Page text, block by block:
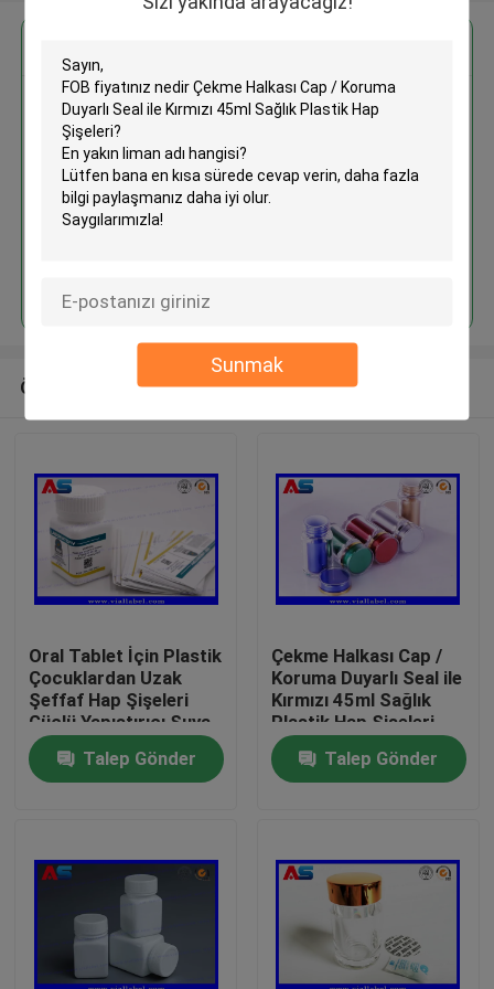
Sunmak
Ürünler
Hakkımızda
Çekme Halkası Cap / Koruma
Sağlık Plastik Hap Şişeleri
Önerilen Ürünler
Oral Tablet İçin Plastik
Çocuklardan Uzak
Şeffaf Hap Şişeleri
Güçlü Yapıştırıcı Suya
Dayanıklı
Talep Gönder
Çekme Halkası Cap /
Koruma Duyarlı Seal ile
Kırmızı 45ml Sağlık
Plastik Hap Şişeleri
Talep Gönder